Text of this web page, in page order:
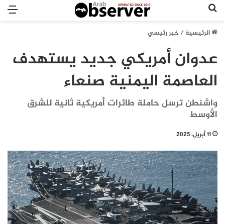
الرئيسية/خبر رئيسي
عدوان أمريكي جديد يستهدف
العاصمة اليمنية صنعاء
واشنطن ترسل حاملة طائرات أمريكية ثانية للشرق
الأوسط
11 أبريل، 2025